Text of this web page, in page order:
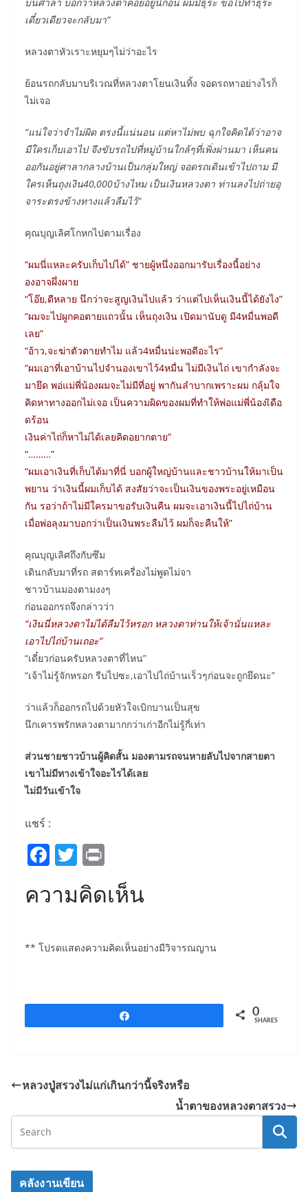
บนศาลา บอกว่าหลวงตาคอยอยู่นี่ก่อน ผมมีธุระ ขอไปทำธุระ
เดี๋ยวเดียวจะกลับมา”
หลวงตาหัวเราะหยุมๆไม่ว่าอะไร
ย้อนรถกลับมาบริเวณที่หลวงตาโยนเงินทิ้ง จอดรถหาอย่างไรก็
ไม่เจอ
“แน่ใจว่าจำไม่ผิด ตรงนี้แน่นอน แต่หาไม่พบ ฉุกใจคิดได้ว่าอาจ
มีใครเก็บเอาไป จึงขับรถไปที่หมู่บ้านใกล้ๆที่เพิ่งผ่านมา เห็นคน
ออกันอยู่ศาลากลางบ้านเป็นกลุ่มใหญ่ จอดรถเดินเข้าไปถาม มี
ใครเห็นถุงเงิน40,000บ้างไหม เป็นเงินหลวงตา ท่านลงไปถ่ายอุ
จาระตรงข้างทางแล้วลืมไว้”
คุณบุญเลิศโกหกไปตามเรื่อง
“ผมนี่แหละครับเก็บไปได้” ชายผู้หนึ่งออกมารับเรื่องนี้อย่าง
องอาจผึ่งผาย
“โอ๊ย,ดีหลาย นึกว่าจะสูญเงินไปแล้ว ว่าแต่ไปเห็นเงินนี้ได้ยังไง”
“ผมจะไปผูกคอตายแถวนั้น เห็นถุงเงิน เปิดมานับดู มี4หมื่นพอดี
เลย”
“อ้าว,จะฆ่าตัวตายทำไม แล้ว4หมื่นน่ะพอดีอะไร”
“ผมเอาที่เอาบ้านไปจำนองเขาไว้4หมื่น ไม่มีเงินไถ่ เขากำลังจะ
มายึด พอ่แม่พี่น้องผมจะไม่มีที่อยู่ พากันลำบากเพราะผม กลุ้มใจ
คิดหาทางออกไม่เจอ เป็นความผิดของผมที่ทำให้พ่อแม่พี่น้องเิดือ
ดร้อน
เงินค่าไถ่ก็หาไม่ได้เลยคิดอยากตาย”
“………”
“ผมเอาเงินที่เก็บได้มาที่นี่ บอกผู้ใหญ่บ้านและชาวบ้านให้มาเป็น
พยาน ว่าเงินนี้ผมเก็บได้ สงสัยว่าจะเป็นเงินของพระอยู่เหมือน
กัน รอว่าถ้าไม่มีใครมาขอรับเงินคืน ผมจะเอาเงินนี้ไปไถ่บ้าน
เมื่อพ่อลุงมาบอกว่าเป็นเงินพระลืมไว้ ผมก็จะคืนให้”
คุณบุญเลิศถึงกับซึม
เดินกลับมาที่รถ สตาร์ทเครื่องไม่พูดไม่จา
ชาวบ้านมองตามงงๆ
ก่อนออกรถจึงกล่าวว่า
“เงินนี่หลวงตาไม่ได้ลืมไว้หรอก หลวงตาท่านให้เจ้านั่นแหละ
เอาไปไถ่บ้านเถอะ”
“เดี๋ยวก่อนครับหลวงตาที่ไหน”
“เจ้าไม่รู้จักหรอก รีบไปซะ,เอาไปไถ่บ้านเร็วๆก่อนจะถูกยึดนะ”
ว่าแล้วก็ออกรถไปด้วยหัวใจเบิกบานเป็นสุข
นึกเคารพรักหลวงตามากกว่าเก่าอีกไม่รู้กี่เท่า
ส่วนชายชาวบ้านผู้คิดสั้น มองตามรถจนหายลับไปจากสายตา
เขาไม่มีทางเข้าใจอะไรได้เลย
ไม่มีวันเข้าใจ
แชร์ :
F
c
b
k
T
w
itt
in
t
ความคิดเห็น
** โปรดแสดงความคิดเห็นอย่างมีวิจารณญาน
0
SHARES
หลวงปู่สรวงไม่แก่เกินกว่านี้จริงหรือ
น้ำตาของหลวงตาสรวง
คลังงานเขียน